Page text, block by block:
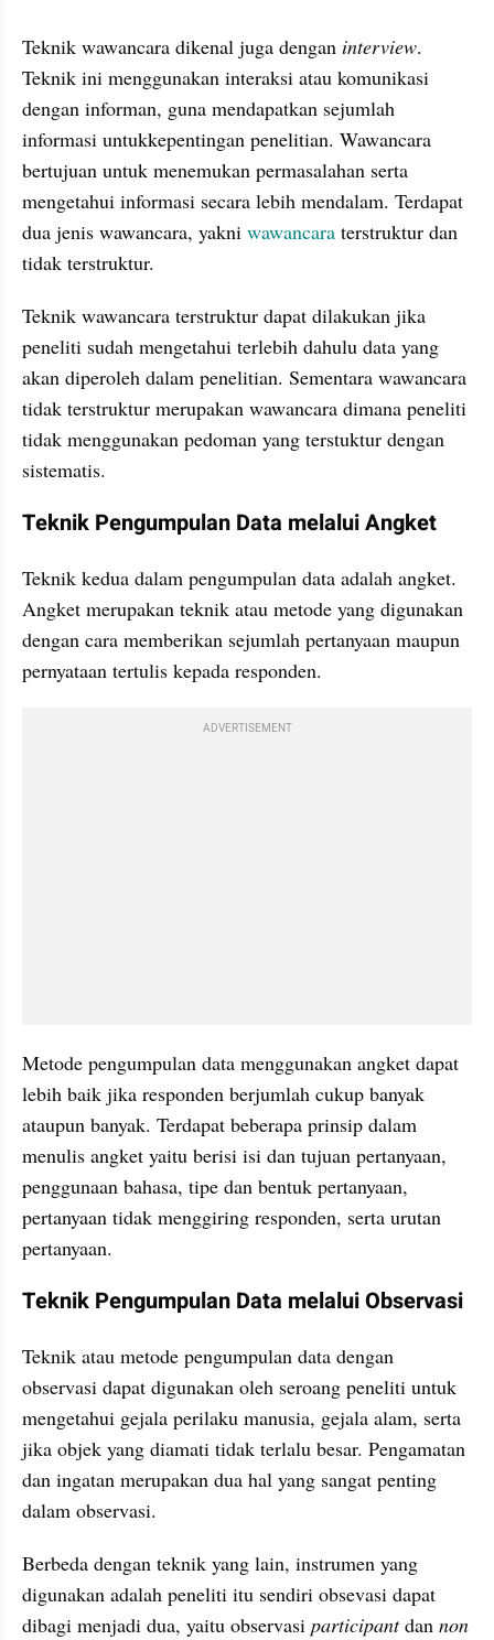
Teknik wawancara dikenal juga dengan interview.
Teknik ini menggunakan interaksi atau komunikasi
dengan informan, guna mendapatkan sejumlah
informasi untukkepentingan penelitian. Wawancara
bertujuan untuk menemukan permasalahan serta
mengetahui informasi secara lebih mendalam. Terdapat
dua jenis wawancara, yakni wawancara terstruktur dan
tidak terstruktur.
Teknik wawancara terstruktur dapat dilakukan jika
peneliti sudah mengetahui terlebih dahulu data yang
akan diperoleh dalam penelitian. Sementara wawancara
tidak terstruktur merupakan wawancara dimana peneliti
tidak menggunakan pedoman yang terstuktur dengan
sistematis.
Teknik Pengumpulan Data melalui Angket
Teknik kedua dalam pengumpulan data adalah angket.
Angket merupakan teknik atau metode yang digunakan
dengan cara memberikan sejumlah pertanyaan maupun
pernyataan tertulis kepada responden.
ADVERTISEMENT
Metode pengumpulan data menggunakan angket dapat
lebih baik jika responden berjumlah cukup banyak
ataupun banyak. Terdapat beberapa prinsip dalam
menulis angket yaitu berisi isi dan tujuan pertanyaan,
penggunaan bahasa, tipe dan bentuk pertanyaan,
pertanyaan tidak menggiring responden, serta urutan
pertanyaan.
Teknik Pengumpulan Data melalui Observasi
Teknik atau metode pengumpulan data dengan
observasi dapat digunakan oleh seroang peneliti untuk
mengetahui gejala perilaku manusia, gejala alam, serta
jika objek yang diamati tidak terlalu besar. Pengamatan
dan ingatan merupakan dua hal yang sangat penting
dalam observasi.
Berbeda dengan teknik yang lain, instrumen yang
digunakan adalah peneliti itu sendiri obsevasi dapat
dibagi menjadi dua, yaitu observasi participant dan non